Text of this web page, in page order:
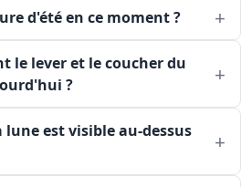
d'été en ce moment ?
le lever et le coucher du
?
lune est visible au-dessus